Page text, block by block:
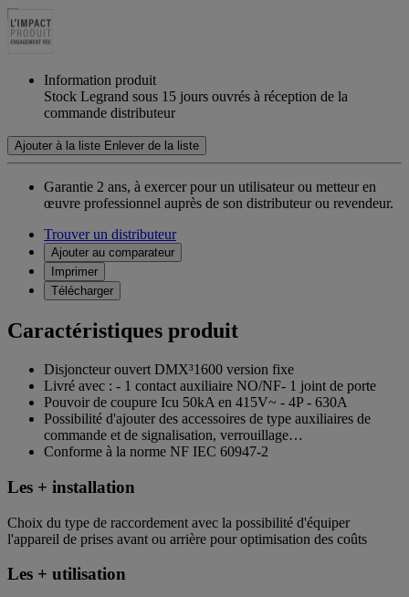
Information produit
Stock Legrand sous 15 jours ouvrés à réception de la
commande distributeur
Ajouter à la liste Enlever de la liste
Garantie 2 ans, à exercer pour un utilisateur ou metteur en
œuvre professionnel auprès de son distributeur ou revendeur.
Trouver un distributeur
Ajouter au comparateur
Imprimer
Télécharger
Caractéristiques produit
Disjoncteur ouvert DMX³1600 version fixe
Livré avec : - 1 contact auxiliaire NO/NF- 1 joint de porte
Pouvoir de coupure Icu 50kA en 415V~ - 4P - 630A
Possibilité d'ajouter des accessoires de type auxiliaires de
commande et de signalisation, verrouillage…
Conforme à la norme NF IEC 60947-2
Les + installation
Choix du type de raccordement avec la possibilité d'équiper
l'appareil de prises avant ou arrière pour optimisation des coûts
Les + utilisation